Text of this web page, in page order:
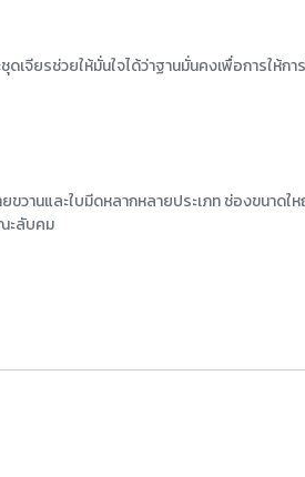
เจียรช่วยให้มั่นใจได้ว่าฐานมั่นคงเพื่อการให้
านและใบมีดหลากหลายประเภท ช่องขนาดใ
ะลับคม